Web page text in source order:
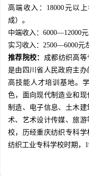
高端收入：18000元以
成）。
中端收入：6000—12000元
实习收入：2500—6000元
推荐院校：
成都纺织高等
是由四川省人民政府主
高技能人才培训基地。
色，面向现代制造业和
制造、电子信息、土木
术、艺术设计传媒、旅
校，历经重庆纺织专科
纺织工业专科学校时期，